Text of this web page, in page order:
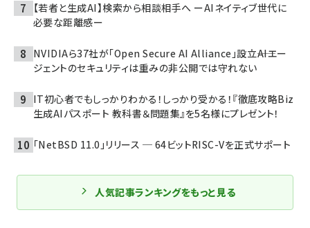
【若者と生成AI】検索から相談相手へ ーAIネイティブ世代に
必要な距離感ー
NVIDIAら37社が「Open Secure AI Alliance」設立――AIエー
ジェントのセキュリティは重みの非公開では守れない
IT初心者でもしっかりわかる！しっかり受かる！『徹底攻略Biz
生成AIパスポート 教科書＆問題集』を5名様にプレゼント！
「NetBSD 11.0」リリース ─ 64ビットRISC-Vを正式サポート
人気記事ランキングをもっと見る